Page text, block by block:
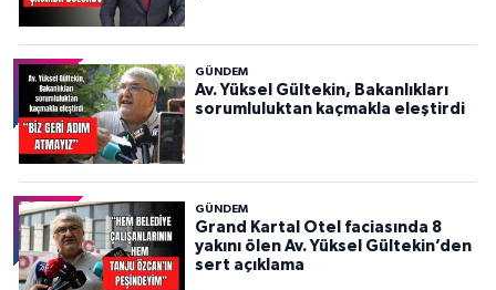
GÜNDEM
Av. Yüksel Gültekin, Bakanlıkları
sorumluluktan kaçmakla eleştirdi
GÜNDEM
Grand Kartal Otel faciasında 8
yakını ölen Av. Yüksel Gültekin’den
sert açıklama